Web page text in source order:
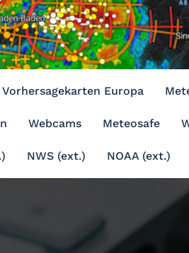
Vorhersagekarten Europa
Webcams Meteosafe
NWS (ext.) NOAA (ext.)